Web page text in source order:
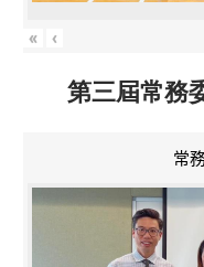
« ‹
第三屆常
常